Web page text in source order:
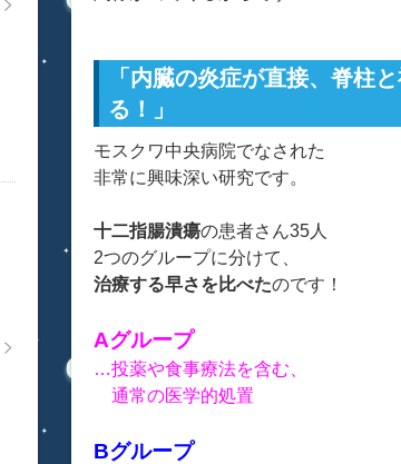
「内臓の炎症が直接、脊柱
る！」
モスクワ中央病院でなされた
非常に興味深い研究です。
十二指腸潰瘍の患者さん35人
2つのグループに分けて、
治療する早さを比べたのです！
Aグループ
…投薬や食事療法を含む、
通常の医学的処置
Bグループ